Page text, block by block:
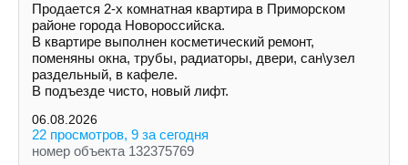
Продается 2-х комнатная квартира в Приморском
районе города Новороссийска.
В квартире выполнен косметический ремонт,
поменяны окна, трубы, радиаторы, двери, сан\узел
раздельный, в кафеле.
В подъезде чисто, новый лифт.
06.08.2026
22 просмотров, 9 за сегодня
номер объекта 132375769